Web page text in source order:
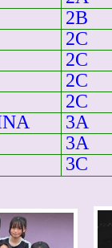
2B
2C
2C
2C
2C
3A
3A
3C